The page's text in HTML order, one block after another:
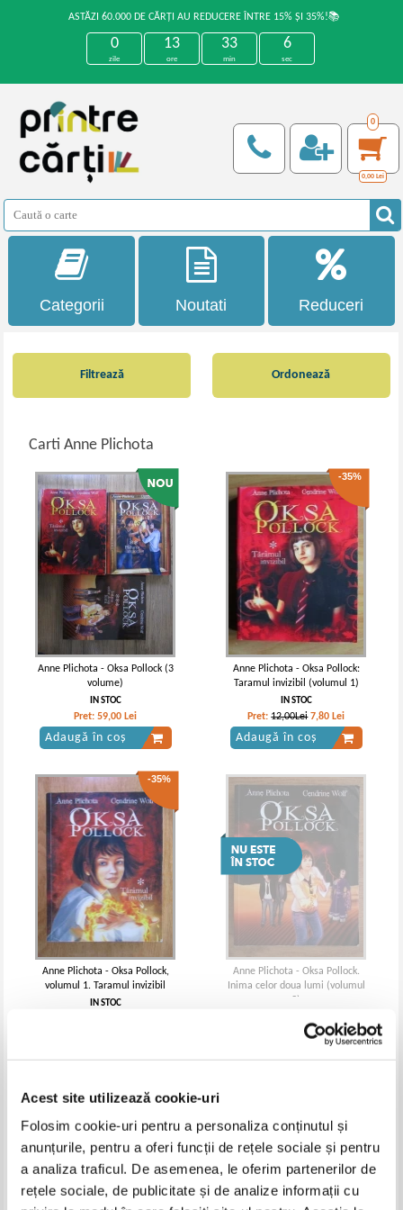
Acest site utilizează cookie-uri
Folosim cookie-uri pentru a personaliza conținutul și
anunțurile, pentru a oferi funcții de rețele sociale și pentru
a analiza traficul. De asemenea, le oferim partenerilor de
rețele sociale, de publicitate și de analize informații cu
ASTĂZI 60.000 DE CĂRȚI AU REDUCERE ÎNTRE 15% ȘI 35%!📚
0
zile
13
ore
33
min
6
sec
0
0,00 Lei
Categorii Noutati Reduceri
Filtrează
Carti Anne Plichota
Ordonează
Anne Plichota - Oksa Pollock (3
volume)
IN STOC
Pret:59,00 Lei
Adaugă în coș
-35%
Anne Plichota - Oksa Pollock:
Taramul invizibil (volumul 1)
IN STOC
Pret:12,00Lei 7,80 Lei
Adaugă în coș
-35%
Anne Plichota - Oksa Pollock,
volumul 1. Taramul invizibil
IN STOC
Anne Plichota - Oksa Pollock.
Inima celor doua lumi (volumul
3)